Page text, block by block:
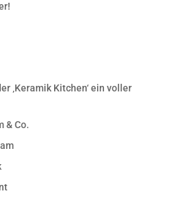
‚Keramik Kitchen‘ ein voller
& Co.